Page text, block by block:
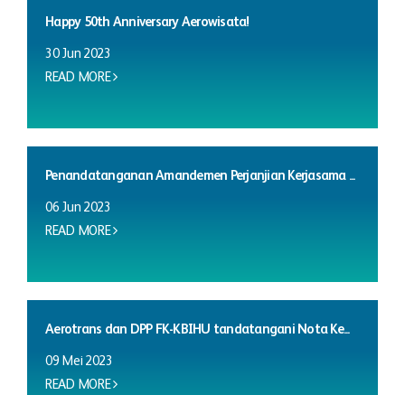
Happy 50th Anniversary Aerowisata!
30 Jun 2023
READ MORE
Penandatanganan Amandemen Perjanjian Kerjasama ...
06 Jun 2023
READ MORE
Aerotrans dan DPP FK-KBIHU tandatangani Nota Ke...
09 Mei 2023
READ MORE